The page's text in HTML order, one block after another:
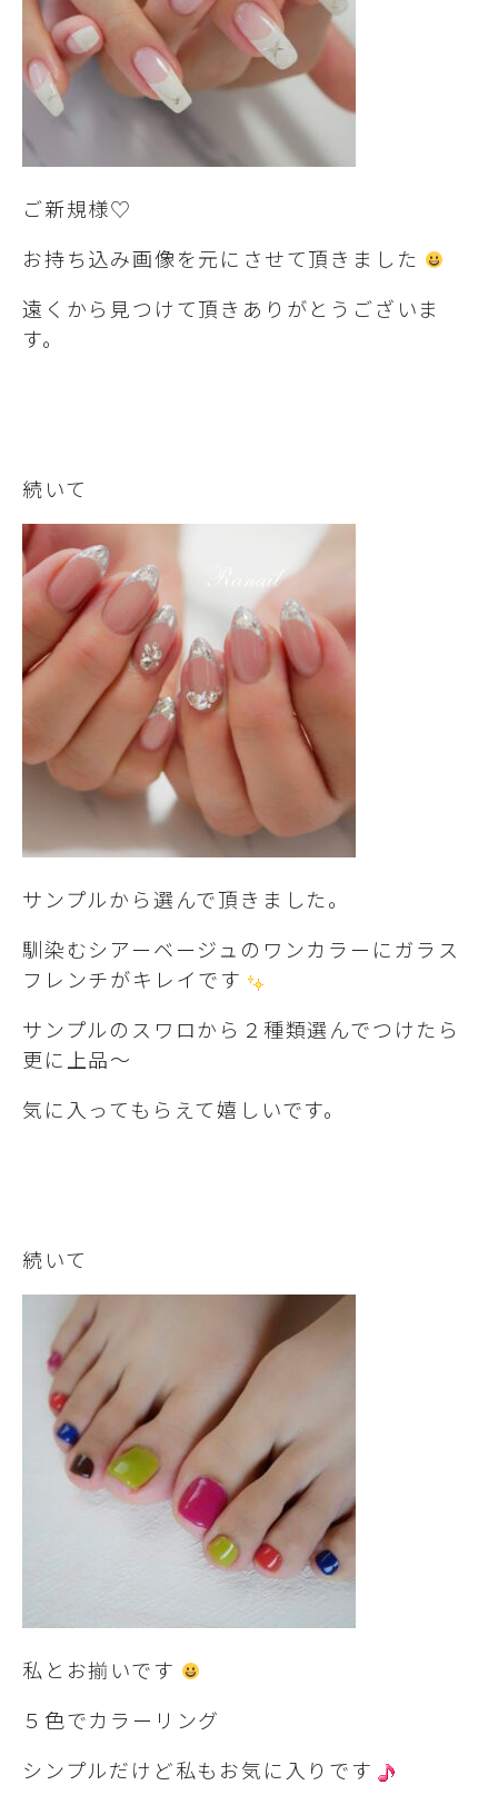
ご新規様♡
お持ち込み画像を元にさせて頂きました
遠くから見つけて頂きありがとうございま
す。
続いて
サンプルから選んで頂きました。
馴染むシアーベージュのワンカラーにガラス
フレンチがキレイです
サンプルのスワロから２種類選んでつけたら
更に上品～
気に入ってもらえて嬉しいです。
続いて
私とお揃いです
５色でカラーリング
シンプルだけど私もお気に入りです